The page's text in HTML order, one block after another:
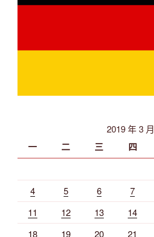
2019 年 3 月
一 二 三 四
4
5 6 7
11
12 13 14
18
19 20 21